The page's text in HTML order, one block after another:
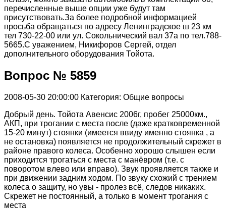
перечисленные выше опции уже будут там
присутствовать.За более подробной информацией
просьба обращаться по адресу Ленинградское ш 23 км
тел 730-22-00 или ул. Сокольнический вал 37а по тел.788-
5665.С уважением, Никифоров Сергей, отдел
дополнительного оборудования Тойота.
Вопрос № 5859
2008-05-30 20:00:00 Категория: Общие вопросы
Добрый день. Тойота Авенсис 2006г, пробег 25000км.,
АКП, при трогании с места после (даже кратковременной
15-20 минут) стоянки (имеется ввиду именно стоянка , а
не остановка) появляется не продолжительный скрежет в
районе правого колеса. Особенно хорошо слышен если
приходится трогаться с места с манёвром (т.е. с
поворотом влево или вправо). Звук проявляется также и
при движении задним ходом. По звуку схожий с трением
колеса о защиту, но увы - пролез всё, следов никаких.
Скрежет не постоянный, а только в момент трогания с
места